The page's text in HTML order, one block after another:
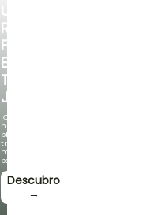
UN
RINCÓN
FRESCO
EN
TU
JARDÍN
¡Con
nuestras
plantas
trepadoras
más
bonitas!
Descubro
→